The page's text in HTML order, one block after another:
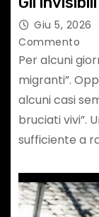
Giu 5, 2026
Commento
Per alcuni
migranti”.
alcuni casi
bruciati vivi”.
sufficiente a